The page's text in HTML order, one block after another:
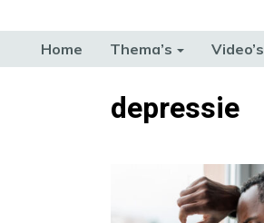
Home Thema’s Video’s
TERUG NAAR TOENdepressie